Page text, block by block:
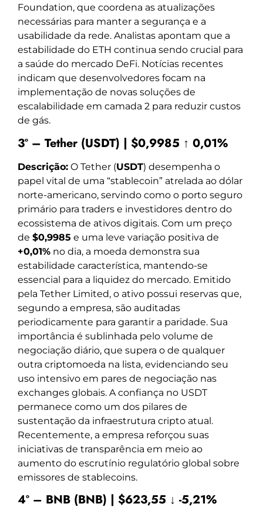
Foundation, que coordena as atualizações
necessárias para manter a segurança e a
usabilidade da rede. Analistas apontam que a
estabilidade do ETH continua sendo crucial para
a saúde do mercado DeFi. Notícias recentes
indicam que desenvolvedores focam na
implementação de novas soluções de
escalabilidade em camada 2 para reduzir custos
de gás.
3º – Tether (USDT) | $0,9985 ↑ 0,01%
Descrição: O Tether (USDT) desempenha o
papel vital de uma “stablecoin” atrelada ao dólar
norte-americano, servindo como o porto seguro
primário para traders e investidores dentro do
ecossistema de ativos digitais. Com um preço
de $0,9985 e uma leve variação positiva de
+0,01% no dia, a moeda demonstra sua
estabilidade característica, mantendo-se
essencial para a liquidez do mercado. Emitido
pela Tether Limited, o ativo possui reservas que,
segundo a empresa, são auditadas
periodicamente para garantir a paridade. Sua
importância é sublinhada pelo volume de
negociação diário, que supera o de qualquer
outra criptomoeda na lista, evidenciando seu
uso intensivo em pares de negociação nas
exchanges globais. A confiança no USDT
permanece como um dos pilares de
sustentação da infraestrutura cripto atual.
Recentemente, a empresa reforçou suas
iniciativas de transparência em meio ao
aumento do escrutínio regulatório global sobre
emissores de stablecoins.
4º – BNB (BNB) | $623,55 ↓ -5,21%